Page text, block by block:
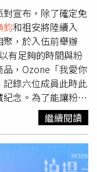
宣布，除了確定免
鈞和祖安將陸續入
，於入伍前舉辦
有足夠的時間與粉
，Ozone「我愛你
錄六位成員此時此
念。為了能讓粉絲
造全新三款造型的
們首次的嘗試，尤
心造型，他們打趣
嘎」的
說：
祖安坦承一開始抓不
繼續閱讀